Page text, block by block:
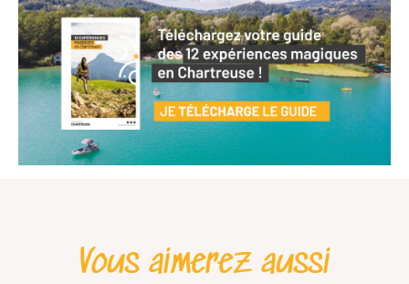
Visite guidée : "Les chartreux, de bergers à distillateurs, 900
Vous aimerez aussi